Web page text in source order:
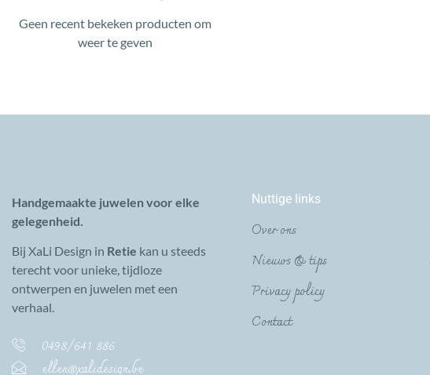
Geen recent bekeken producten om
weer te geven
Handgemaakte juwelen voor elke
gelegenheid.
Bij XaLi Design in Retie kan u steeds
terecht voor unieke, tijdloze
ontwerpen en juwelen met een
verhaal.
0498/641 886
ellen@xalidesign.be
Nuttige links
Over ons
Nieuws & tips
Privacy policy
Contact